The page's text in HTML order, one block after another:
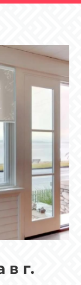
в г.